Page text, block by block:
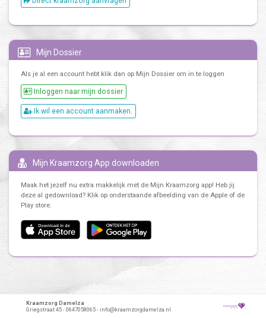
Mijn Dossier
Als je al een account hebt klik dan op Mijn Dossier om in te loggen
Inloggen naar mijn dossier
Ik wil een account aanmaken.
Mijn Kraamzorg App downloaden
Maak het jezelf nu extra makkelijk met de Mijn Kraamzorg app! Heb jij
deze al gedownload? Klik op onderstaande afbeelding van de Apple of de
Play store.
Kraamzorg Damelza
Griegstraat 45 - 0647058065 - info@kraamzorgdamelza.nl